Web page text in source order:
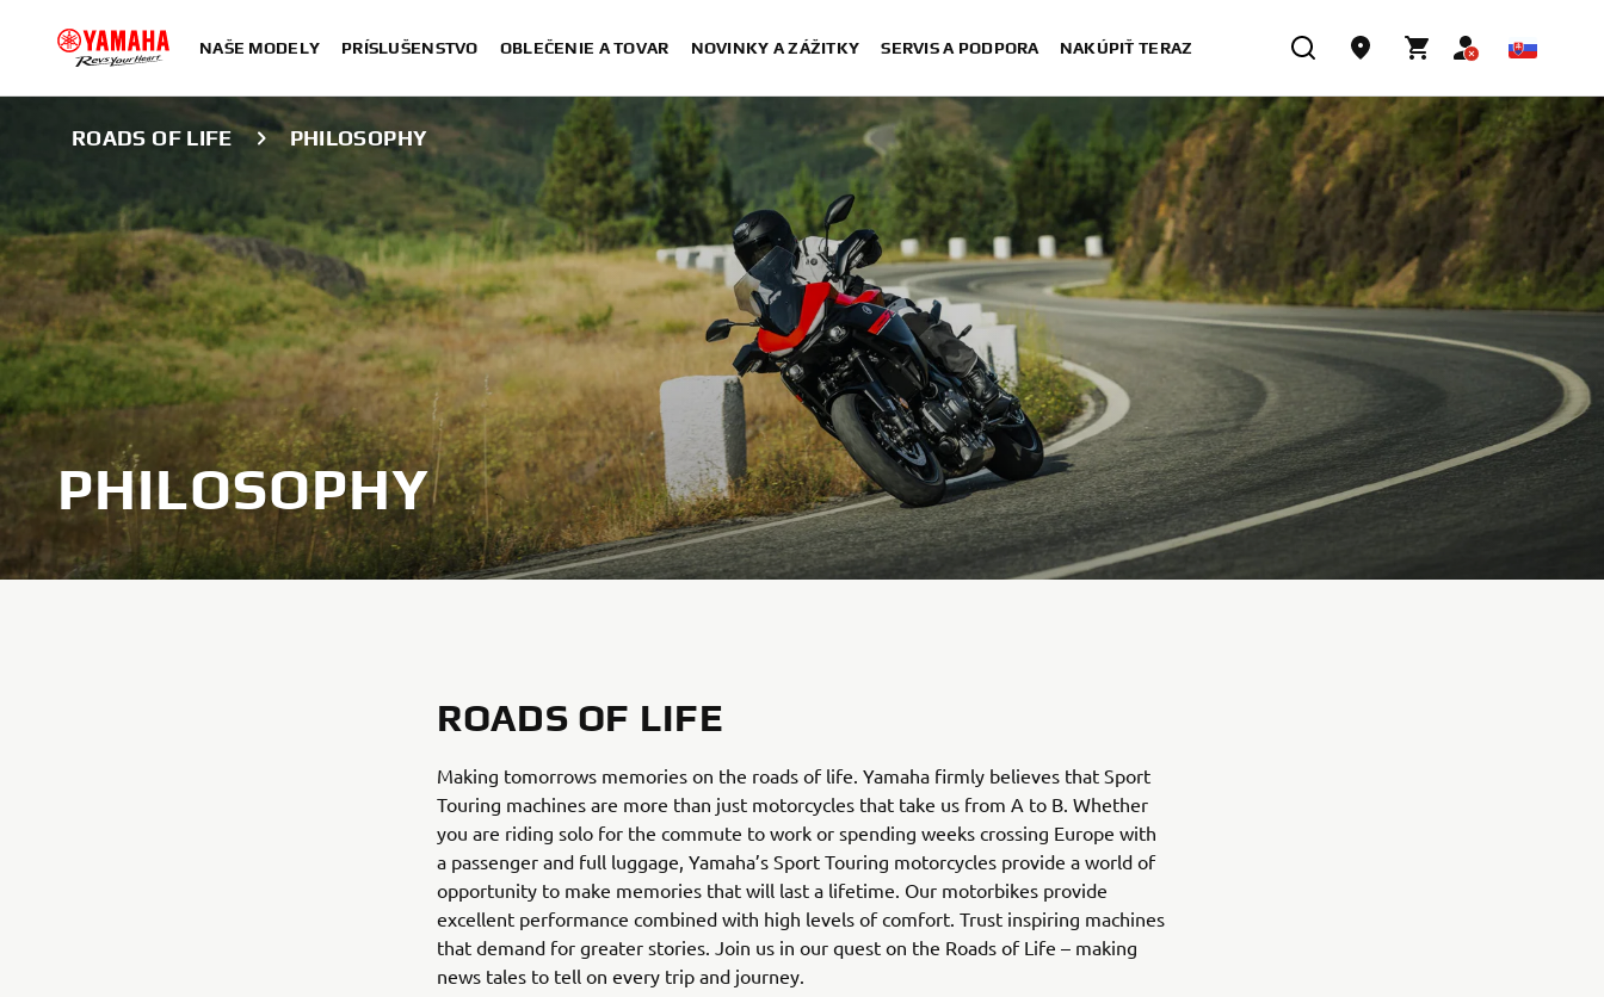
NAŠE MODELY PRÍSLUŠENSTVO OBLEČENIE A TOVAR NOVINKY A ZÁŽITKY SERVIS A PODPORA NAKÚPIŤ TERAZ
ROADS OF LIFE PHILOSOPHY
PHILOSOPHY
ROADS OF LIFE
Making tomorrows memories on the roads of life. Yamaha firmly believes that Sport
Touring machines are more than just motorcycles that take us from A to B. Whether
you are riding solo for the commute to work or spending weeks crossing Europe with
a passenger and full luggage, Yamaha’s Sport Touring motorcycles provide a world of
opportunity to make memories that will last a lifetime. Our motorbikes provide
excellent performance combined with high levels of comfort. Trust inspiring machines
that demand for greater stories. Join us in our quest on the Roads of Life – making
news tales to tell on every trip and journey.